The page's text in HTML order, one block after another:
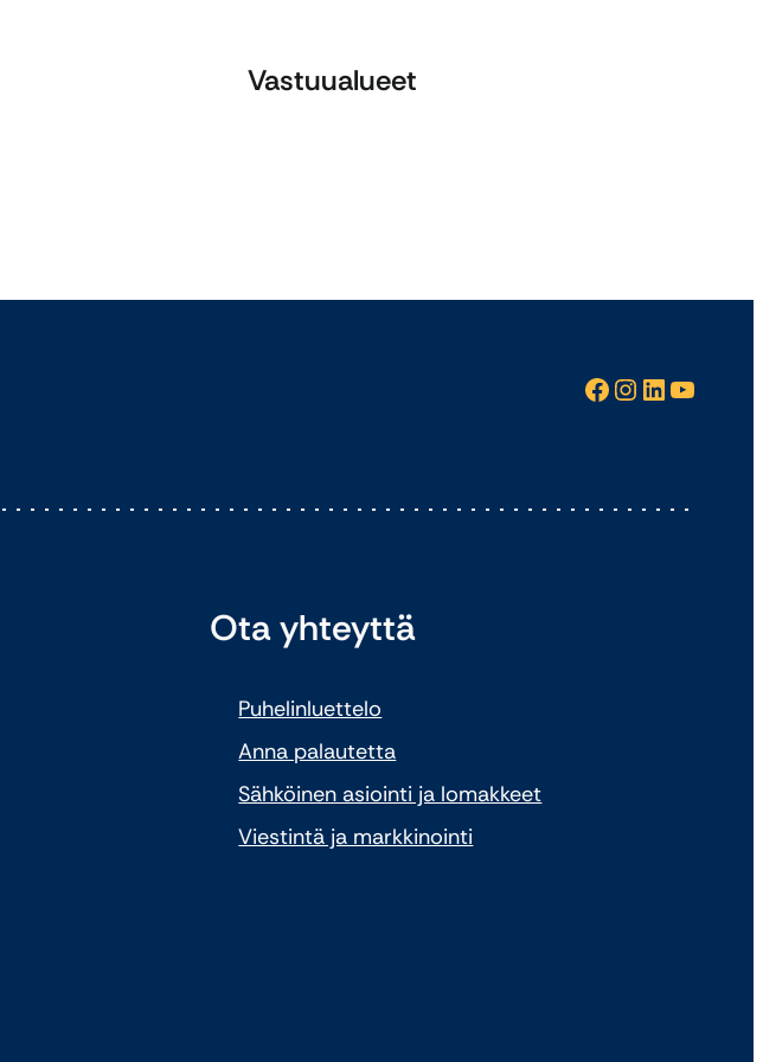
Vastuualueet
Facebook InstagramLinkedIn YouTube
Ota yhteyttä
Puhelinluettelo
Anna palautetta
Sähköinen asiointi ja lomakkeet
Viestintä ja markkinointi